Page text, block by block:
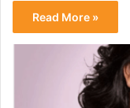
Read More »